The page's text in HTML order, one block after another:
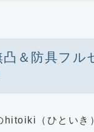
＆防具フル
hitoiki（ひといき